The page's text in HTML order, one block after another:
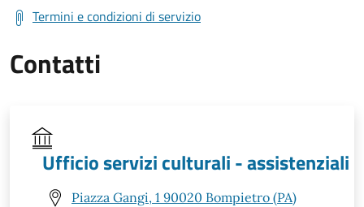
Termini e condizioni di servizio
Contatti
Ufficio servizi culturali - assistenziali
Piazza Gangi, 1 90020 Bompietro (PA)